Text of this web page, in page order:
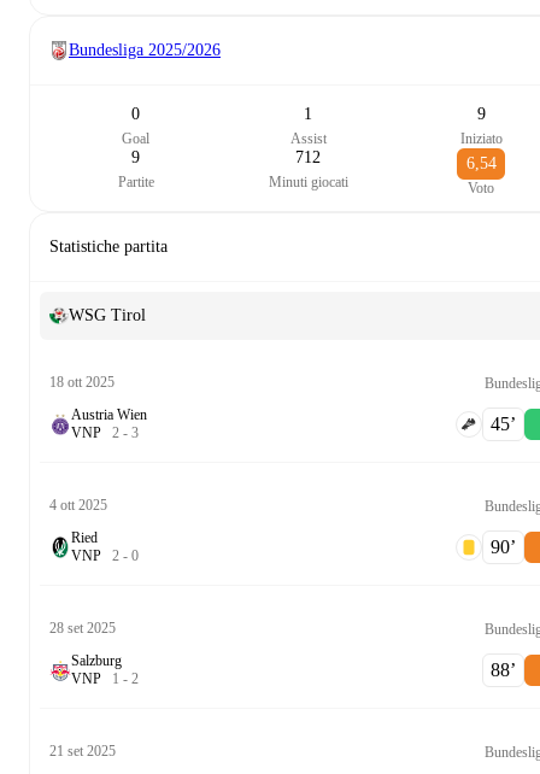
Bundesliga 2025/2026
0
Goal
1
Assist
9
Iniziato
9
Partite
712
Minuti giocati
6,54
Voto
Statistiche partita
WSG Tirol
18 ott 2025
Austria Wien
VNP 2 - 3 45‎’‎
4 ott 2025
Ried
VNP 2 - 0 90‎’‎
28 set 2025
Salzburg
VNP 1 - 2 88‎’‎
21 set 2025